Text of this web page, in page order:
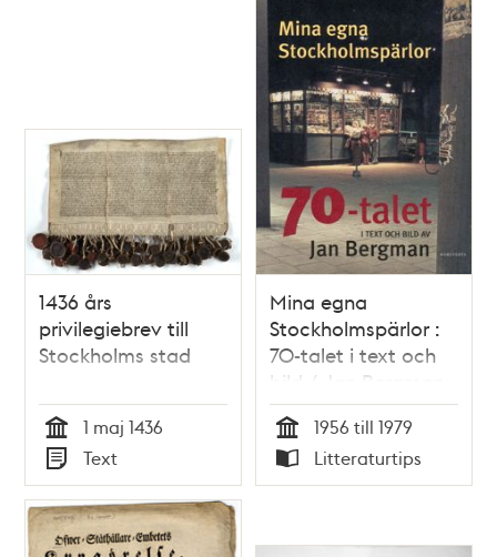
1436 års
privilegiebrev till
Stockholms stad
Tid
1 maj 1436
Typ
Text
Mina egna
Stockholmspärlor :
70-talet i text och
bild / Jan Bergman
Tid
1956 till 1979
Typ
Litteraturtips